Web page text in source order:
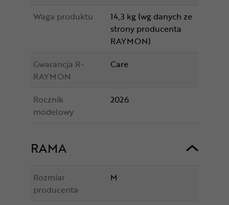
Waga produktu
14,3 kg (wg danych ze
strony producenta
RAYMON)
Gwarancja R-
RAYMON
Care
Rocznik
modelowy
2026
RAMA
Rozmiar
producenta
M